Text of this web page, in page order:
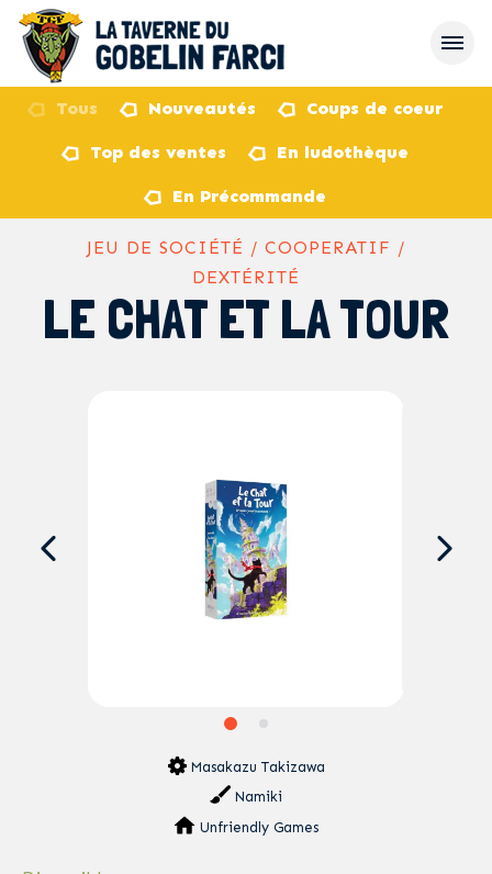
Tous Nouveautés Coups de coeur
Top des ventes En ludothèque
En Précommande
JEU DE SOCIÉTÉ / COOPERATIF /
DEXTÉRITÉ
LE CHAT ET LA TOUR
Masakazu Takizawa
Namiki
Unfriendly Games